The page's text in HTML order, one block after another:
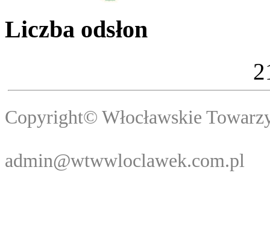
Liczba odsłon
2
Copyright©
admin@wtwwloclawek.com.pl